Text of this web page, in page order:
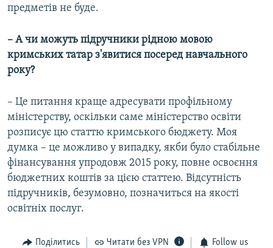
предметів не буде.
– А чи можуть підручники рідною мовою
кримських татар з'явитися посеред навчального
року?
– Це питання краще адресувати профільному
міністерству, оскільки саме міністерство освіти
розписує цю статтю кримського бюджету. Моя
думка – це можливо у випадку, якби було стабільне
фінансування упродовж 2015 року, повне освоєння
бюджетних коштів за цією статтею. Відсутність
підручників, безумовно, позначиться на якості
освітніх послуг.
Поділитись Читати без VPN Follow us